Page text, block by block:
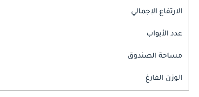
الارتفاع الإجمالي
عدد الأبواب
مساحة الصندوق
الوزن الفارغ